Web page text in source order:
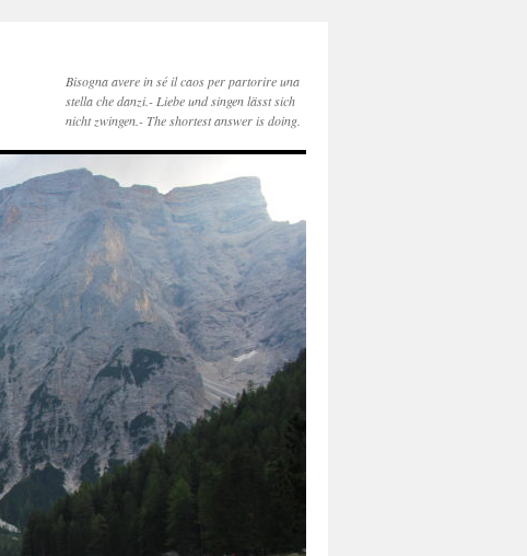
Bisogna avere in sé il caos per partorire una
stella che danzi.- Liebe und singen lässt sich
nicht zwingen.- The shortest answer is doing.